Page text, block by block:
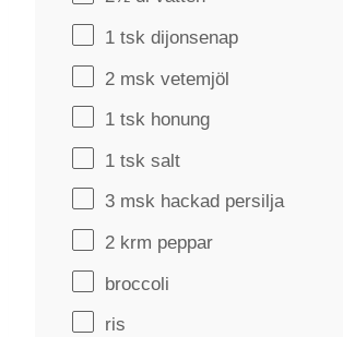
1 tsk dijonsenap
2 msk vetemjöl
1 tsk honung
1 tsk salt
3 msk hackad persilja
2 krm peppar
broccoli
ris